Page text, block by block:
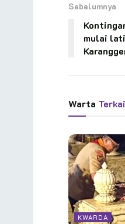
Sebelumnya
mulai
Warta
KWARDA